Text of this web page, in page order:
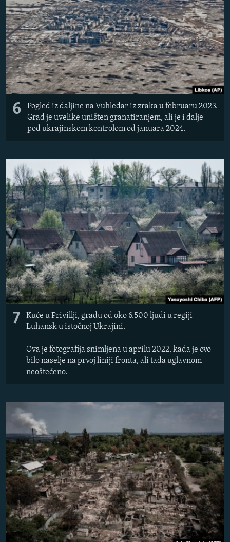
6
Pogled iz daljine na Vuhledar iz zraka u februaru 2023.
Grad je uvelike uništen granatiranjem, ali je i dalje
pod ukrajinskom kontrolom od januara 2024.
7
Kuće u Privillji, gradu od oko 6.500 ljudi u regiji
Luhansk u istočnoj Ukrajini.
Ova je fotografija snimljena u aprilu 2022. kada je ovo
bilo naselje na prvoj liniji fronta, ali tada uglavnom
neoštećeno.